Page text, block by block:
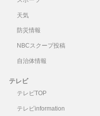
天気
防災情報
NBCスクープ投稿
自治体情報
テレビ
テレビTOP
テレビinformation